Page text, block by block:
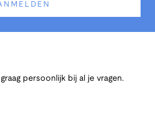
persoonlijk bij al je vragen.